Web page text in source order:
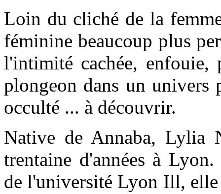
Loin du cliché de la
féminine beaucoup plus
l'intimité cachée, enfouie,
plongeon dans un univers
occulté ... à découvrir.
Native de Annaba, Lylia
trentaine d'années à
de l'université Lyon Ill, elle